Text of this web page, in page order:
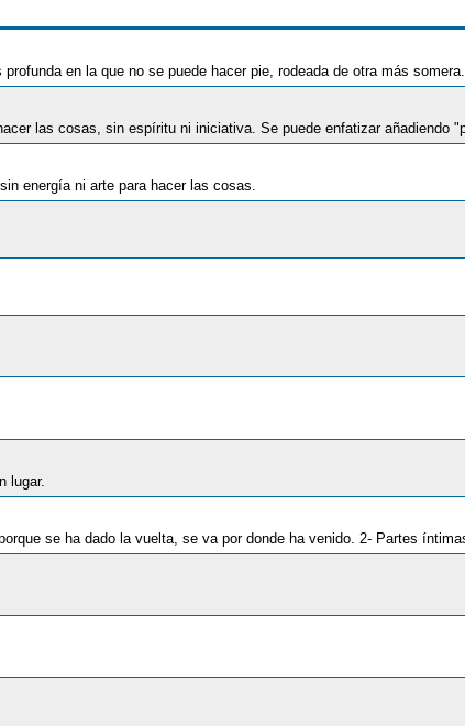
en la que no se puede hacer pie, rodeada de otra más somera.
energía ni arte para hacer las cosas.
lugar.